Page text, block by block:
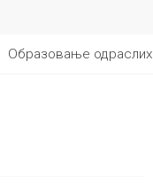
Образовање одраслих